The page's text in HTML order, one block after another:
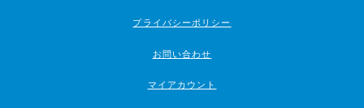
プライバシーポリシー
お問い合わせ
マイアカウント